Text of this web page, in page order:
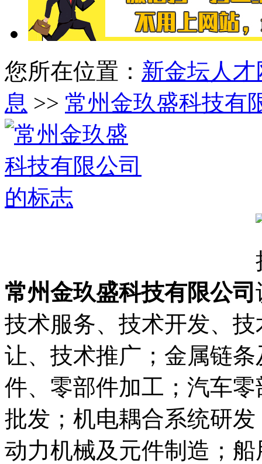
您所在位置： 新金坛人才
息 >> 常州金玖盛科技有
常州金玖盛科技有限公司
技术服务、技术开发、
让、技术推广；金属链
件、零部件加工；汽车
批发；机电耦合系统研
动力机械及元件制造；